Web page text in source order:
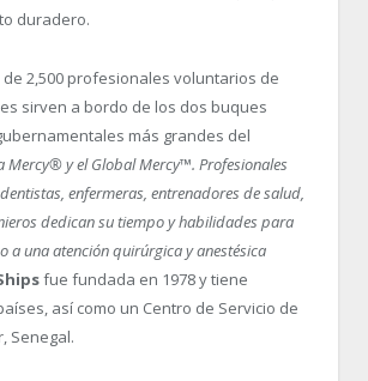
duradero.
de 2,500 profesionales voluntarios de
sirven a bordo de los dos buques
más grandes del
Mercy® y el Global Mercy™. Profesionales
enfermeras, entrenadores de salud,
dedican su tiempo y habilidades para
a una atención quirúrgica y anestésica
fue fundada en 1978 y tiene
así como un Centro de Servicio de
Senegal.